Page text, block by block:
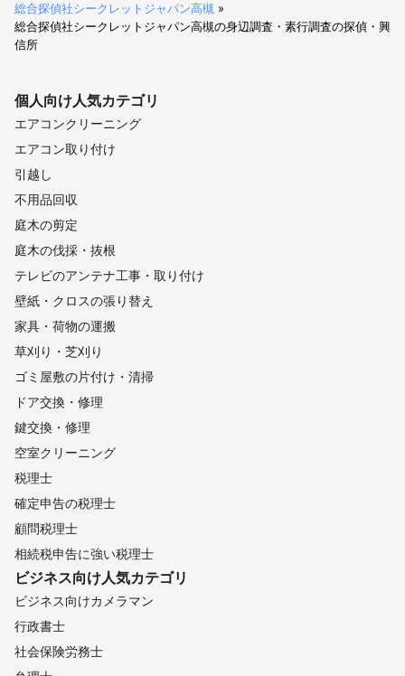
総合探偵社シークレットジャパン高槻 »
総合探偵社シークレットジャパン高槻の身辺調査・素行調査の探偵・興
信所
個人向け人気カテゴリ
エアコンクリーニング
エアコン取り付け
引越し
不用品回収
庭木の剪定
庭木の伐採・抜根
テレビのアンテナ工事・取り付け
壁紙・クロスの張り替え
家具・荷物の運搬
草刈り・芝刈り
ゴミ屋敷の片付け・清掃
ドア交換・修理
鍵交換・修理
空室クリーニング
税理士
確定申告の税理士
顧問税理士
相続税申告に強い税理士
ビジネス向け人気カテゴリ
ビジネス向けカメラマン
行政書士
社会保険労務士